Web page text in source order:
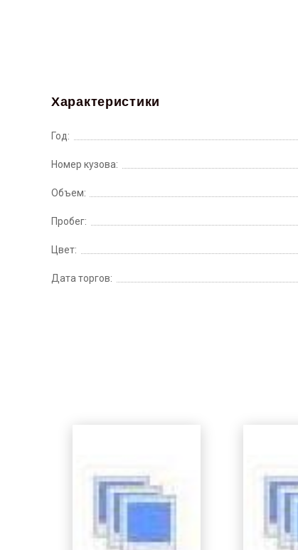
Характеристики
Год:
Номер кузова:
Объем:
Пробег:
Цвет:
Дата торгов: